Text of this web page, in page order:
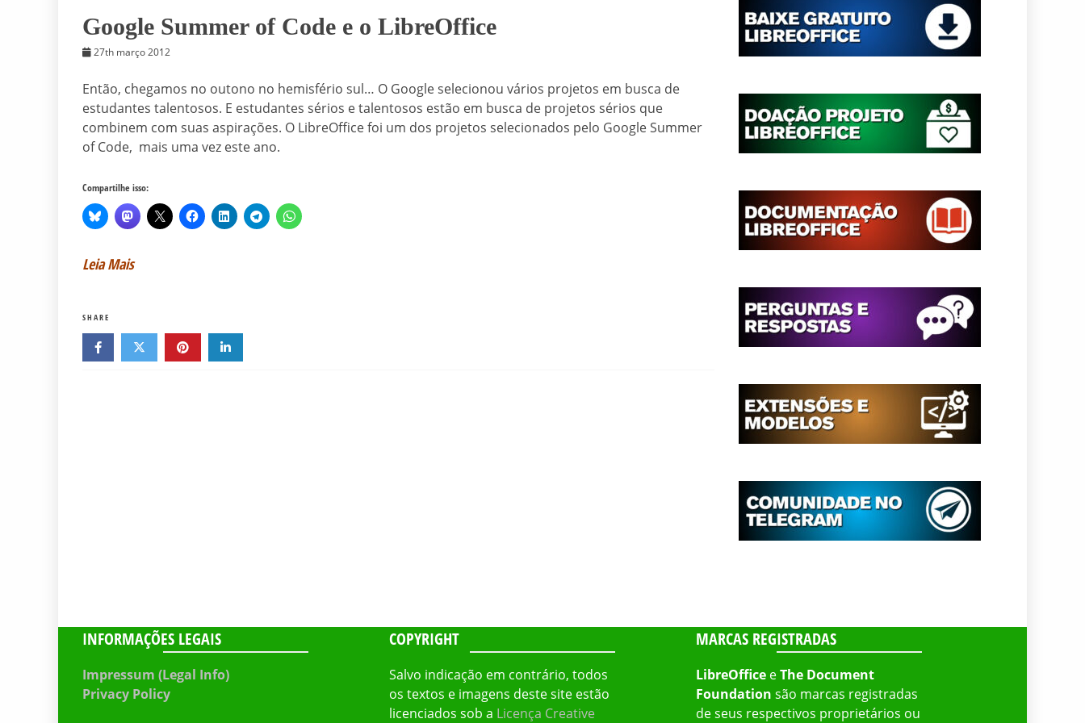
Google Summer of Code e o LibreOffice
27th março 2012
Então, chegamos no outono no hemisfério sul… O Google selecionou vários projetos em busca de
estudantes talentosos. E estudantes sérios e talentosos estão em busca de projetos sérios que
combinem com suas aspirações. O LibreOffice foi um dos projetos selecionados pelo Google Summer
of Code, mais uma vez este ano.
Compartilhe isso:
Leia Mais
SHARE
INFORMAÇÕES LEGAIS
Impressum (Legal Info)
Privacy Policy
COPYRIGHT
Salvo indicação em contrário, todos
os textos e imagens deste site estão
licenciados sob a Licença Creative
MARCAS REGISTRADAS
LibreOfficeeThe Document
Foundation são marcas registradas
de seus respectivos proprietários ou